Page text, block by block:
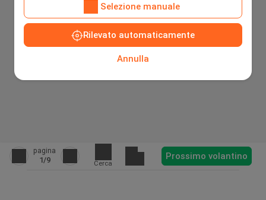
Selezione manuale
Rilevato automaticamente
Annulla
pagina
1/9 Cerca
Prossimo volantino